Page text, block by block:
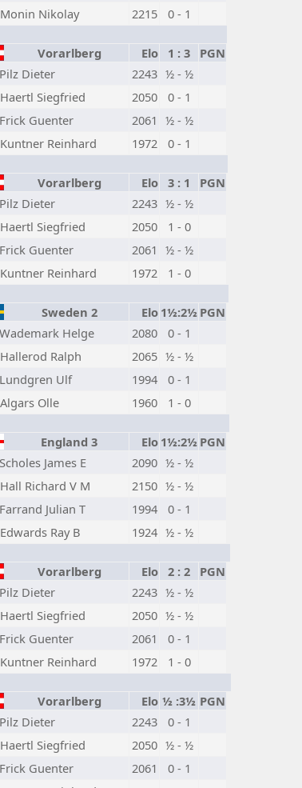
Monin Nikolay 2215
0 - 1
Vorarlberg Elo 1 : 3
PGN
Pilz Dieter 2243 ½ - ½
Haertl Siegfried 2050
0 - 1
Frick Guenter 2061 ½ - ½
Kuntner Reinhard 1972
0 - 1
Vorarlberg Elo 3 : 1
PGN
Pilz Dieter 2243 ½ - ½
Haertl Siegfried 2050
1 - 0
Frick Guenter 2061 ½ - ½
Kuntner Reinhard 1972
1 - 0
Sweden 2 Elo 1½:2½ PGN
Wademark Helge 2080
0 - 1
Hallerod Ralph 2065 ½ - ½
Lundgren Ulf 1994
0 - 1
Algars Olle 1960
1 - 0
England 3 Elo 1½:2½ PGN
Scholes James E 2090 ½ - ½
Hall Richard V M 2150 ½ - ½
Farrand Julian T 1994
0 - 1
Edwards Ray B 1924 ½ - ½
Vorarlberg Elo 2 : 2
PGN
Pilz Dieter 2243 ½ - ½
Haertl Siegfried 2050 ½ - ½
Frick Guenter 2061
0 - 1
Kuntner Reinhard 1972
1 - 0
Vorarlberg Elo ½ :3½ PGN
Pilz Dieter 2243
0 - 1
Haertl Siegfried 2050 ½ - ½
Frick Guenter 2061
0 - 1